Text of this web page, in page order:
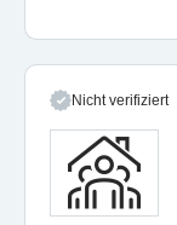
Nicht verifiziert